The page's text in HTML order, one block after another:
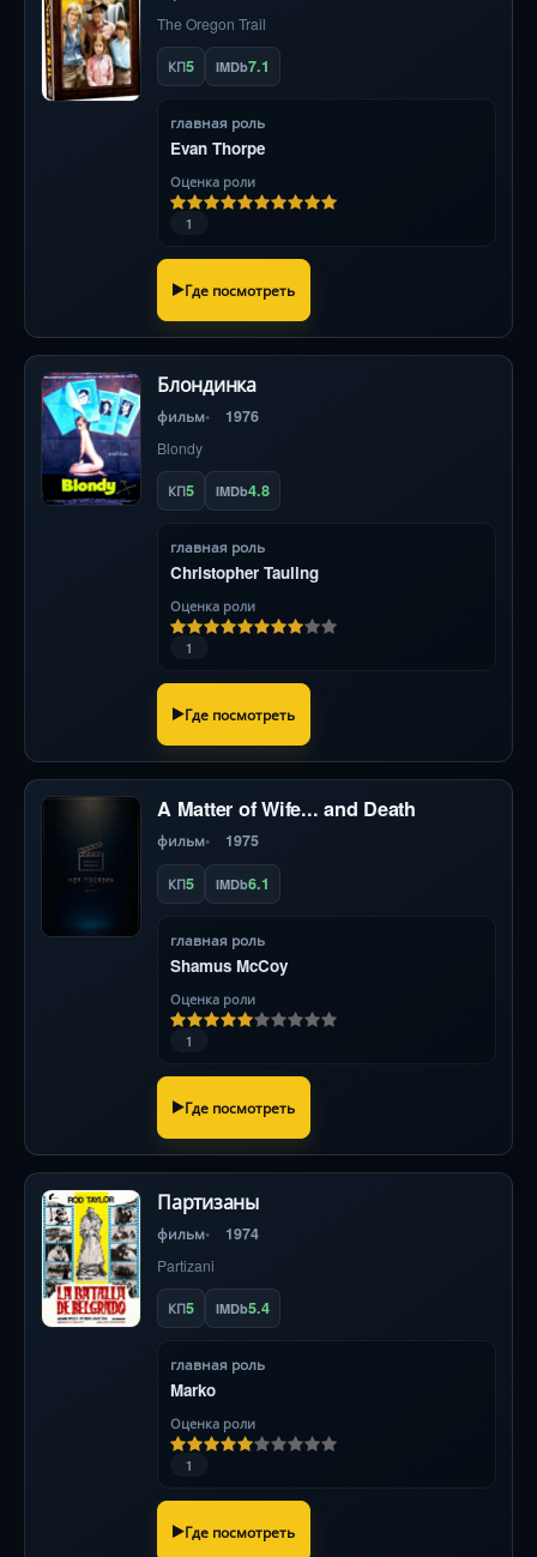
The Oregon Trail
КП5 IMDb7.1
главная роль
Evan Thorpe
Оценка роли
1
Где посмотреть
Блондинка
фильм 1976
Blondy
КП5 IMDb4.8
главная роль
Christopher Tauling
Оценка роли
1
Где посмотреть
A Matter of Wife... and Death
фильм 1975
КП5 IMDb6.1
главная роль
Shamus McCoy
Оценка роли
1
Где посмотреть
Партизаны
фильм 1974
Partizani
КП5 IMDb5.4
главная роль
Marko
Оценка роли
1
Где посмотреть